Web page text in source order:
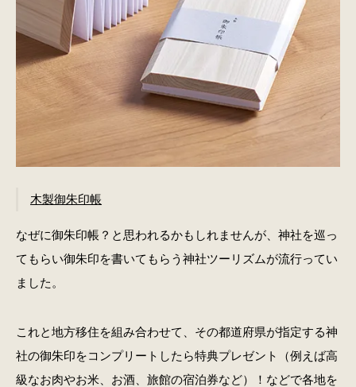
木製御朱印帳
なぜに御朱印帳？と思われるかもしれませんが、神社を巡っ
てもらい御朱印を書いてもらう神社ツーリズムが流行ってい
ました。
これと地方移住を組み合わせて、その都道府県が指定する神
社の御朱印をコンプリートしたら特典プレゼント（例えば高
級なお肉やお米、お酒、旅館の宿泊券など）！などで各地を